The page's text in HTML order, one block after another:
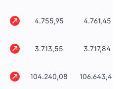
4.755,95 4.761,45
3.713,55 3.717,84
104.240,08 106.643,41